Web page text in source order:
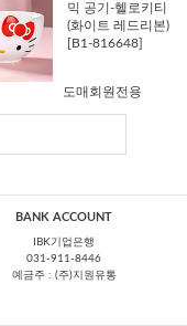
믹 공기-헬로키티
(화이트 레드리본)
[B1-816648]
도매회원전용
BANK ACCOUNT
IBK기업은행
031-911-8446
예금주 : (주)지원유통